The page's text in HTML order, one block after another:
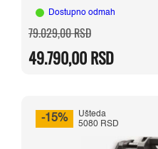
Dostupno odmah
79.029,00RSDOriginalna
cena
bila:
79.029,00 RSD.
49.790,00RSD
Trenutna
cena
49.790,00 RSD.
-15%
Ušteda
5080 RSD